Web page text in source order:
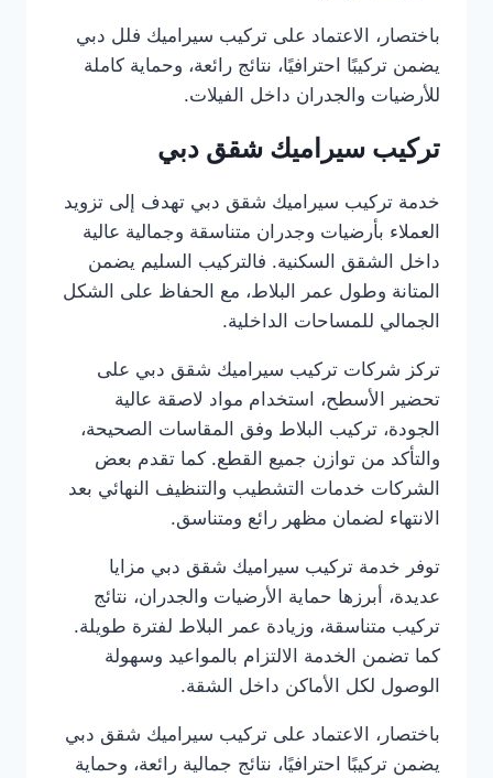
باختصار، الاعتماد على تركيب سيراميك فلل دبي
يضمن تركيبًا احترافيًا، نتائج رائعة، وحماية كاملة
للأرضيات والجدران داخل الفيلات.
تركيب سيراميك شقق دبي
خدمة تركيب سيراميك شقق دبي تهدف إلى تزويد
العملاء بأرضيات وجدران متناسقة وجمالية عالية
داخل الشقق السكنية. فالتركيب السليم يضمن
المتانة وطول عمر البلاط، مع الحفاظ على الشكل
الجمالي للمساحات الداخلية.
تركز شركات تركيب سيراميك شقق دبي على
تحضير الأسطح، استخدام مواد لاصقة عالية
الجودة، تركيب البلاط وفق المقاسات الصحيحة،
والتأكد من توازن جميع القطع. كما تقدم بعض
الشركات خدمات التشطيب والتنظيف النهائي بعد
الانتهاء لضمان مظهر رائع ومتناسق.
توفر خدمة تركيب سيراميك شقق دبي مزايا
عديدة، أبرزها حماية الأرضيات والجدران، نتائج
تركيب متناسقة، وزيادة عمر البلاط لفترة طويلة.
كما تضمن الخدمة الالتزام بالمواعيد وسهولة
الوصول لكل الأماكن داخل الشقة.
باختصار، الاعتماد على تركيب سيراميك شقق دبي
يضمن تركيبًا احترافيًا، نتائج جمالية رائعة، وحماية